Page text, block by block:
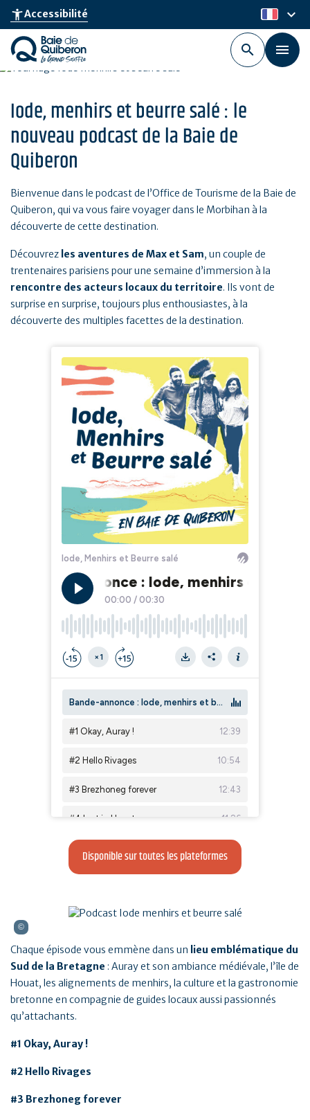
Aller
au
contenu
principal
accessibility_newAccessibilité fr
keyboard_arrow_down
Iode, menhirs et beurre salé : le
nouveau podcast de la Baie de
Quiberon
Bienvenue dans le podcast de l’Office de Tourisme de la Baie de
Quiberon, qui va vous faire voyager dans le Morbihan à la
découverte de cette destination.
Découvrez les aventures de Max et Sam, un couple de
trentenaires parisiens pour une semaine d’immersion à la
rencontre des acteurs locaux du territoire. Ils vont de
surprise en surprise, toujours plus enthousiastes, à la
découverte des multiples facettes de la destination.
Disponible sur toutes les plateformes
Chaque épisode vous emmène dans un lieu emblématique du
Sud de la Bretagne : Auray et son ambiance médiévale, l’île de
Houat, les alignements de menhirs, la culture et la gastronomie
bretonne en compagnie de guides locaux aussi passionnés
qu’attachants.
#1 Okay, Auray !
#2 Hello Rivages
#3 Brezhoneg forever